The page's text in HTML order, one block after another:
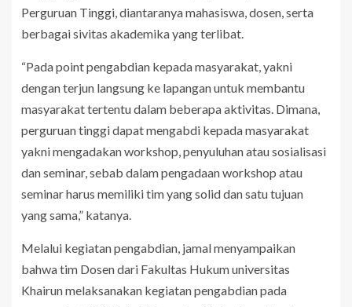
Perguruan Tinggi, diantaranya mahasiswa, dosen, serta
berbagai sivitas akademika yang terlibat.
“Pada point pengabdian kepada masyarakat, yakni
dengan terjun langsung ke lapangan untuk membantu
masyarakat tertentu dalam beberapa aktivitas. Dimana,
perguruan tinggi dapat mengabdi kepada masyarakat
yakni mengadakan workshop, penyuluhan atau sosialisasi
dan seminar, sebab dalam pengadaan workshop atau
seminar harus memiliki tim yang solid dan satu tujuan
yang sama,” katanya.
Melalui kegiatan pengabdian, jamal menyampaikan
bahwa tim Dosen dari Fakultas Hukum universitas
Khairun melaksanakan kegiatan pengabdian pada